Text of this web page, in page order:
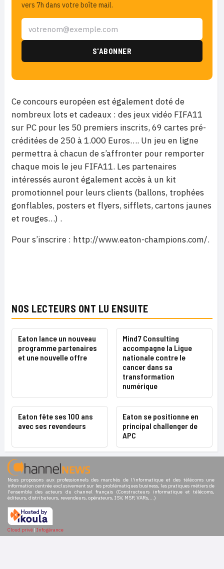
vers 7h dans votre boîte mail.
Ce concours européen est également doté de
nombreux lots et cadeaux : des jeux vidéo FIFA11
sur PC pour les 50 premiers inscrits, 69 cartes pré-
créditées de 250 à 1.000 Euros…. Un jeu en ligne
permettra à chacun de s’affronter pour remporter
chaque mois le jeu FIFA11. Les partenaires
intéressés auront également accès à un kit
promotionnel pour leurs clients (ballons, trophées
gonflables, posters et flyers, sifflets, cartons jaunes
et rouges…) .
Pour s’inscrire : http://www.eaton-champions.com/.
NOS LECTEURS ONT LU ENSUITE
Eaton lance un nouveau
programme partenaires
et une nouvelle offre
Mind7 Consulting
accompagne la Ligue
nationale contre le
cancer dans sa
transformation
numérique
Eaton fête ses 100 ans
avec ses revendeurs
Eaton se positionne en
principal challenger de
APC
Nous proposons aux professionnels des marchés de l'informatique et des télécoms une
information centrée exclusivement sur les problématiques business, les pratiques métiers de
l'ensemble des acteurs du channel français (Constructeurs informatique et télécoms,
éditeurs, distributeurs, revendeurs, opérateurs, ISV, MSP, VARs,...)
Cloud privé | Infogérance